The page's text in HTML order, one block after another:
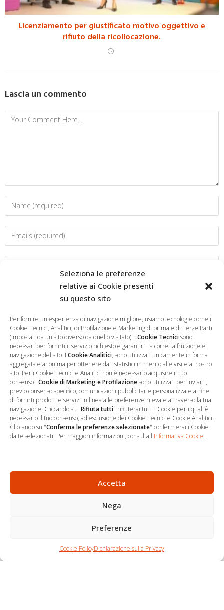
Seleziona le preferenze
relative ai Cookie presenti
su questo sito
Per fornire un'esperienza di navigazione migliore, usiamo tecnologie come i
Cookie Tecnici, Analitici, di Profilazione e Marketing di prima e di Terze Parti
(impostati da un sito diverso da quello visitato). I Cookie Tecnicisono
necessari per fornirti il servizio richiesto e garantirti la corretta fruizione e
navigazione del sito. I Cookie Analitici, sono utilizzati unicamente in forma
aggregata e anonima per ottenere dati statistici in merito alle visite al nostro
sito. Per i Cookie Tecnici e Analitici non è necessario acquisire il tuo
consenso.I Cookie di Marketing e Profilazionesono utilizzati per inviarti,
previo consenso specifico, comunicazioni pubblicitarie personalizzate al fine
di fornirti prodotti e servizi in linea alle preferenze rilevate attraverso la tua
navigazione. Cliccando su "Rifiuta tutti" rifiuterai tutti i Cookie per i quali è
necessario il tuo consenso, ad esclusione dei Cookie Tecnici e Cookie Analitici.
Cliccando su "Conferma le preferenze selezionate" confermerai i Cookie
da te selezionati. Per maggiori informazioni, consulta l'Informativa Cookie.
Accetta
Nega
Preferenze
Cookie PolicyDichiarazione sulla Privacy
Licenziamento per giustificato motivo oggettivo e
rifiuto della ricollocazione.
Lascia un commento
Salva il mio nome, email e sito web in questo browser per la
prossima volta che commento.
… Sede Operativa
06 9522 7890
info@studioargari.it
P.I. 17504191002
Seguici
Shop